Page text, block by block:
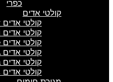
כפרי
קולטי אדים
קולטי אדים Candy
קולטי אדים Delonghi
קולטי אדים gorenje
קולטי אדים LACASA
קולטי אדים Midea
קולטי אדים Siemens